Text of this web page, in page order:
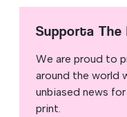
Supporta The
We are proud to
around the world
unbiased news
print.